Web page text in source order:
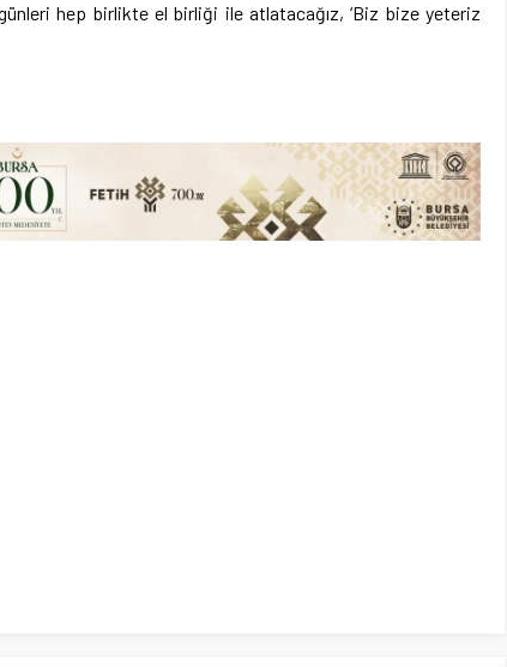
hep birlikte el birliği ile atlatacağız, ‘Biz bize yeteriz